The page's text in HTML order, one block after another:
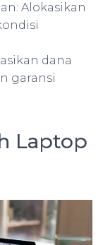
Alokasikan
dana
garansi
Laptop